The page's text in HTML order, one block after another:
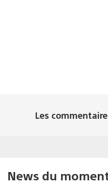
Les
News du